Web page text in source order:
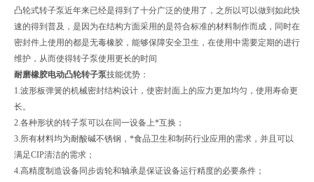
凸轮式转子泵近年来已经是得到了十分广泛的使用了，之所以可以做到如此快
速的得到普及，是因为在结构方面采用的是符合标准的材料制作而成，同时在
密封件上使用的都是无毒橡胶，能够保障安全卫生，在使用中需要定期的进行
维护，从而使得转子泵使用更长的时间
耐磨橡胶电动凸轮转子泵技能优势：
1.波形板弹簧的机械密封结构设计，使密封面上的应力更加均匀，使用寿命更
长。
2.各种形状的转子泵可以在同一设备上*互换；
3.所有材料均为耐酸碱不锈钢，*食品卫生和制药行业应用的需求，并且可以
满足CIP清洁的需求；
4.高精度制造设备同步齿轮和轴承是保证设备运行精度的必要条件；